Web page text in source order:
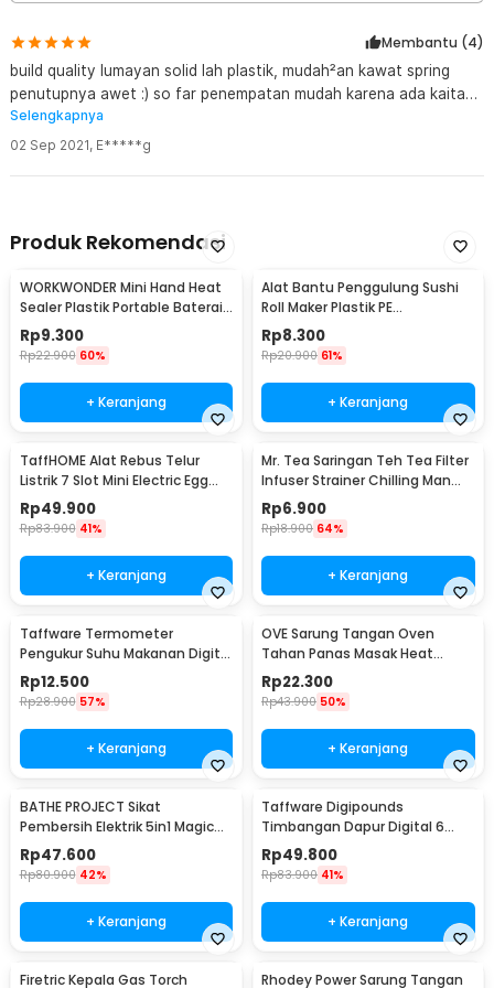
Bahan ABS Kokoh dan Tahan Lama
tahan benturan ringan, dan awet untuk penggunaan jangka panjang.
Permukaannya juga mudah dibersihkan sehingga tempat sampah
mobil tetap terlihat rapi setelah digunakan. Material premium
membuat produk tetap kokoh meski digunakan setiap hari.
Kelengkapan Produk
1 x Gantungan
Membantu (4)
build quality lumayan solid lah plastik, mudah²an kawat spring
penutupnya awet :) so far penempatan mudah karena ada kaitan
utk ke sisi pocket pintu mobil. smoga awet.
Selengkapnya
02 Sep 2021, E*****g
Produk Rekomendasi
WORKWONDER Mini Hand Heat
Sealer Plastik Portable Baterai
AA - LX2000A
Rp9.300
Rp22.900 60%
+ Keranjang
Alat Bantu Penggulung Sushi
Roll Maker Plastik PE
22x20.5x0.1cm - E1119
Rp8.300
Rp20.900 61%
+ Keranjang
TaffHOME Alat Rebus Telur
Listrik 7 Slot Mini Electric Egg
Cooker 350W - YS-203
Rp49.900
Rp83.900 41%
+ Keranjang
Mr. Tea Saringan Teh Tea Filter
Infuser Strainer Chilling Man
Silicon - MR03
Rp6.900
Rp18.900 64%
+ Keranjang
Taffware Termometer
Pengukur Suhu Makanan Digital
Daging Kopi Susu - TP101
Rp12.500
Rp28.900 57%
+ Keranjang
OVE Sarung Tangan Oven
Tahan Panas Masak Heat
Resistant Gloves - 540F
Rp22.300
Rp43.900 50%
+ Keranjang
BATHE PROJECT Sikat
Pembersih Elektrik 5in1 Magic
Brush Rechargeable - WQ8110
Rp47.600
Rp80.900 42%
+ Keranjang
Taffware Digipounds
Timbangan Dapur Digital 6
Satuan 1kg 0.1g - i2000
Rp49.800
Rp83.900 41%
+ Keranjang
Firetric Kepala Gas Torch Rhodey Power Sarung Tangan